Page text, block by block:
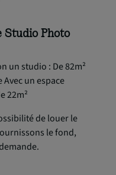
Studio Photo
un studio : De 82m²
un espace
22m²
de louer le
le fond,